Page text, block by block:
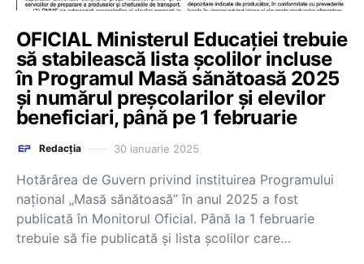
OFICIAL Ministerul Educației trebuie
să stabilească lista școlilor incluse
în Programul Masă sănătoasă 2025
și numărul preșcolarilor și elevilor
beneficiari, până pe 1 februarie
Redacția 30 ianuarie 2025
Hotărârea de Guvern privind instituirea Programului
național „Masă sănătoasă” în anul 2025 a fost
publicată în Monitorul Oficial. Până la 1 februarie
trebuie să fie publicată și lista școlilor care…